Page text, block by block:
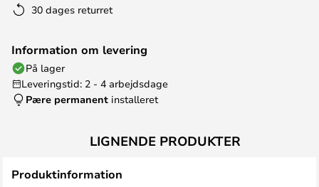
30 dages returret
Information om levering
På lager
Leveringstid: 2 - 4 arbejdsdage
Pære permanent installeret
LIGNENDE PRODUKTER
Produktinformation